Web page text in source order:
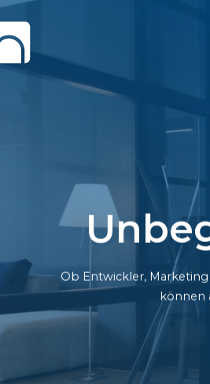
Ob Entwickler, Marketing
können